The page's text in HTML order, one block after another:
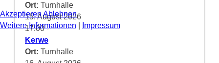
Ort: Turnhalle
15. August 2026
17:00-
Kerwe
Ort: Turnhalle
Akzeptieren Ablehnen
Weitere Informationen
Impressum